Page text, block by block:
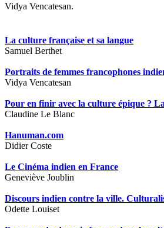
Vidya Vencatesan.
La culture française et sa langue
Samuel Berthet
Portraits de femmes francophones
Vidya Vencatesan
Pour en finir avec la culture épique ?
Claudine Le Blanc
Hanuman.com
Didier Coste
Le Cinéma indien en France
Geneviève Joublin
Discours indien contre la ville.
Odette Louiset